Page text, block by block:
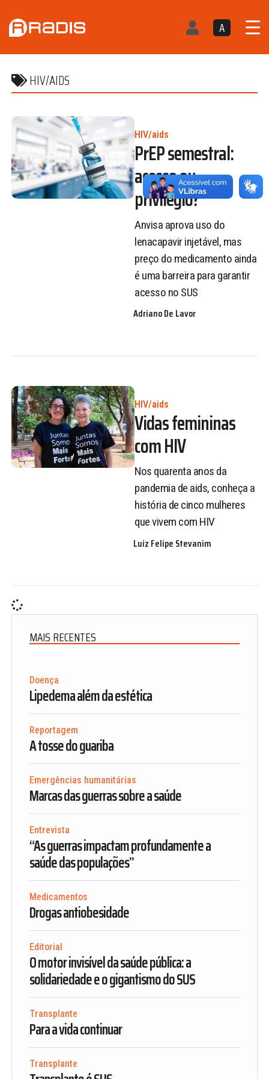
A
HIV/AIDS
HIV/aids
PrEP semestral:
acesso ou
privilégio?
Anvisa aprova uso do
lenacapavir injetável, mas
preço do medicamento ainda
é uma barreira para garantir
acesso no SUS
Adriano De Lavor
HIV/aids
Vidas femininas
com HIV
Nos quarenta anos da
pandemia de aids, conheça a
história de cinco mulheres
que vivem com HIV
Luiz Felipe Stevanim
MAIS RECENTES
Doença
Lipedema além da estética
Reportagem
A tosse do guariba
Emergências humanitárias
Marcas das guerras sobre a saúde
Entrevista
“As guerras impactam profundamente a
saúde das populações”
Medicamentos
Drogas antiobesidade
Editorial
O motor invisível da saúde pública: a
solidariedade e o gigantismo do SUS
Transplante
Para a vida continuar
Transplante